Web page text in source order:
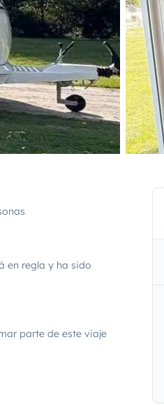
en regla y ha sido
parte de este viaje